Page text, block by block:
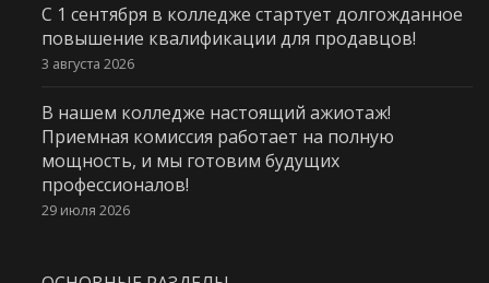
С 1 сентября в колледже стартует долгожданное
повышение квалификации для продавцов!
3 августа 2026
В нашем колледже настоящий ажиотаж!
Приемная комиссия работает на полную
мощность, и мы готовим будущих
профессионалов!
29 июля 2026